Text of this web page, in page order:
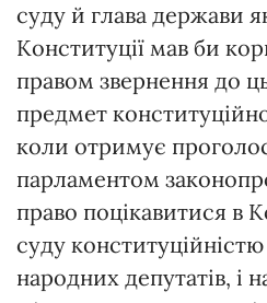
суду й глава держави
Конституції мав би
правом звернення до
предмет
коли отримує
парламентом
право поцікавитися в
суду
народних депутатів, і